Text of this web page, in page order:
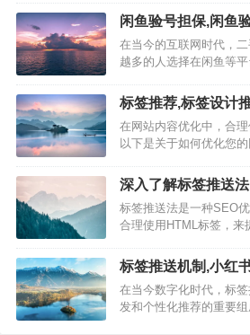
下是关于验号器的详细
于验证账号信息的工具
账号的有效性，确保账
主要作用： 1. 账号…
闲鱼验号担保,闲鱼
在当今的互联网时代，
越多的人选择在闲鱼等
了一个重要的问题。本文
的相关内容，帮助用户
验号担保 闲鱼验号担保
交易安全的贴心服务。
标签推荐,标签设计
在网站内容优化中，合理
以下是关于如何优化您
H6）用于定义页面标题
用标题标签可以提高页面
优化有重要作用。 主标
次，并包含…
深入了解标签推送
键策略
标签推送法是一种SEO
合理使用HTML标签，来
明，按照SEO文章的写
销的世界中，SEO（搜
见性的关键。而“标签推
略，被越…
标签推送机制,小红
在当今数字化时代，标
发和个性化推荐的重要